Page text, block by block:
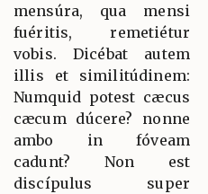
mensúra, qua mensi
fuéritis, remetiétur
vobis. Dicébat autem
illis et similitúdinem:
Numquid potest cæcus
cæcum dúcere? nonne
ambo in fóveam
cadunt? Non est
discípulus super